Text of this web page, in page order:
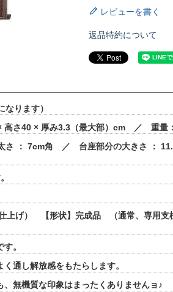
レビューを書く
返品特約について
ります）
高さ40 × 厚み3.3（最大部）cm ／ 重量
さ ： 7cm角 ／ 台座部分の大きさ ：
上げ） 【形状】完成品 （通常、専用支
。
通し解放感をもたらします。
無機質な印象はまったくありませんョ♪